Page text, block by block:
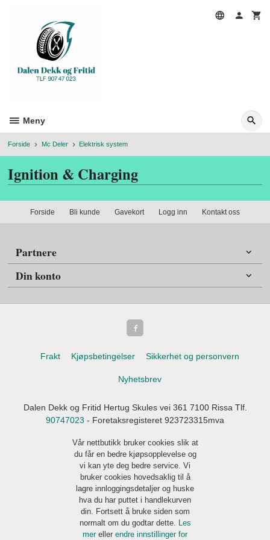
Meny
Forside Mc Deler Elektrisk system
Ignition & Charging
Forside Bli kunde Gavekort Logg inn Kontakt oss
Partnere
Din konto
Frakt Kjøpsbetingelser Sikkerhet og personvern
Nyhetsbrev
Dalen Dekk og Fritid Hertug Skules vei 361 7100 Rissa Tlf.
90747023 - Foretaksregisteret 923723315mva
Vår nettbutikk bruker cookies slik at
du får en bedre kjøpsopplevelse og
vi kan yte deg bedre service. Vi
bruker cookies hovedsaklig til å
lagre innloggingsdetaljer og huske
hva du har puttet i handlekurven
din. Fortsett å bruke siden som
normalt om du godtar dette. Les
mer eller endre innstillinger for